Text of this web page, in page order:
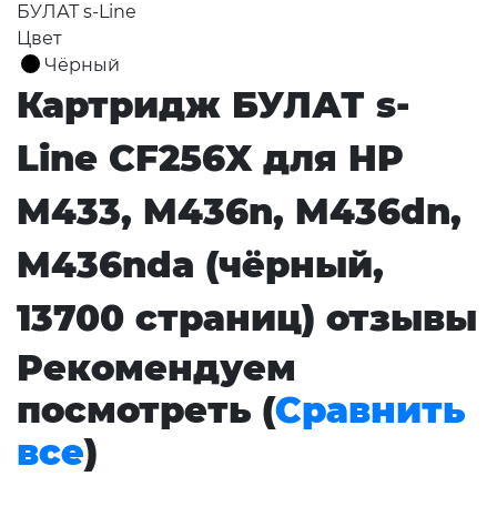
БУЛАТ s-Line
Цвет
Чёрный
Картридж БУЛАТ s-
Line CF256X для HP
M433, M436n, M436dn,
M436nda (чёрный,
13700 страниц) отзывы
Рекомендуем
посмотреть (Сравнить
все)